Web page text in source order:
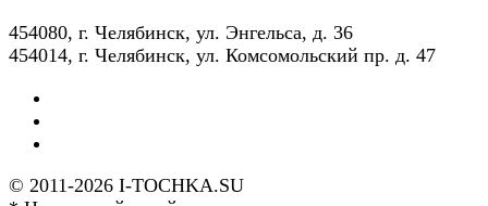
​454080, г. Челябинск, ул. Энгельса, д. 36
454014, г. Челябинск, ул. Комсомольский пр. д. 47
© 2011-2026 I-TOCHKA.SU